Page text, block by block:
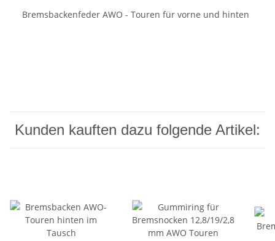
Bremsbackenfeder AWO - Touren für vorne und hinten
Kunden kauften dazu folgende Artikel: